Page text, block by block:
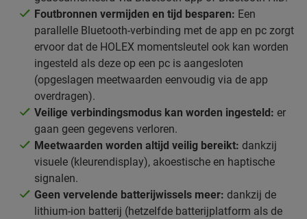
Foutbronnen vermijden en tijd besparen: Een
parallelle Bluetooth-verbinding met de app en pc zorgt
ervoor dat de HOLEX momentsleutel ook kan worden
ingesteld als deze op een pc is aangesloten
(opgeslagen meetwaarden eenvoudig via de app
overdragen).
Veilige verbindingsmodus kan worden ingesteld: er
gaan geen gegevens verloren.
Meetwaarden worden altijd veilig bereikt: dankzij
visuele (kleurendisplay), akoestische en haptische
signalen.
Geen vervelende batterijwissels meer: dankzij de
lithium-ion batterij (hetzelfde batterijplatform als de